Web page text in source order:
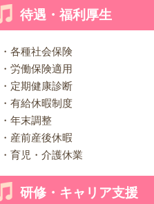
待遇・福利厚生
・各種社会保険
・労働保険適用
・定期健康診断
・有給休暇制度
・年末調整
・産前産後休暇
・育児・介護休業
研修・キャリア支援